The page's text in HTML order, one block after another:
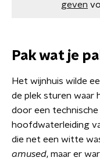
geven
Pak wat je
Het wijnhuis wilde
de plek sturen waar
door een
hoofdwaterleiding
die net een witte
amused, maar er